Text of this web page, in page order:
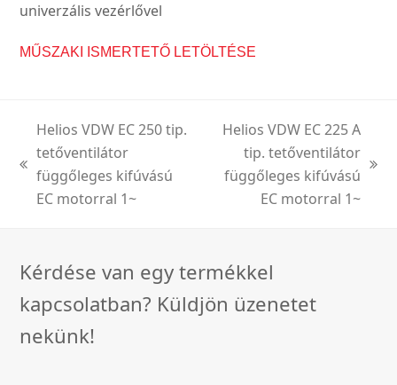
univerzális vezérlővel
MŰSZAKI ISMERTETŐ LETÖLTÉSE
previous
post:
Helios VDW EC 250 tip.
tetőventilátor
függőleges kifúvású
EC motorral 1~
next
Helios VDW EC 225 A
tip. tetőventilátor
függőleges kifúvású
EC motorral 1~
Kérdése van egy termékkel
kapcsolatban? Küldjön üzenetet
nekünk!